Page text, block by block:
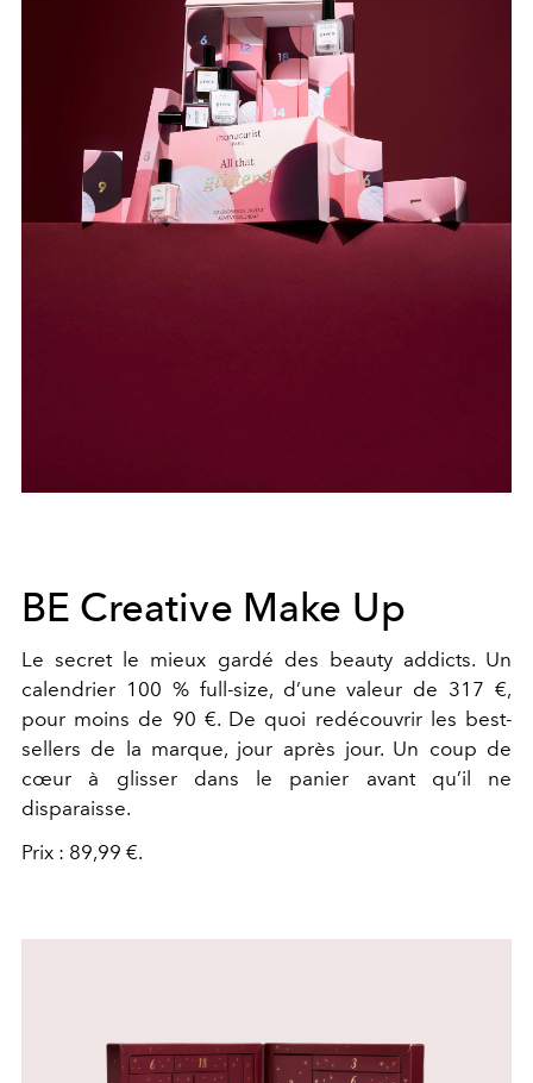
BE Creative Make Up
Le secret le mieux gardé des beauty addicts. Un
calendrier 100 % full-size, d’une valeur de 317 €,
pour moins de 90 €. De quoi redécouvrir les best-
sellers de la marque, jour après jour. Un coup de
cœur à glisser dans le panier avant qu’il ne
disparaisse.
Prix : 89,99 €.